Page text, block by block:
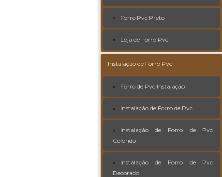
Forro Pvc Preto
Loja de Forro Pvc
Instalação de Forro Pvc
Forro de Pvc Instalação
Instalação de Forro de Pvc
Instalação de Forro de Pvc
Colorido
Instalação de Forro de Pvc
Decorado